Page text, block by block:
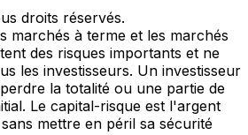
droits réservés.
marchés à terme et les marchés
des risques importants et ne
les investisseurs. Un investisseur
la totalité ou une partie de
Le capital-risque est l'argent
mettre en péril sa sécurité